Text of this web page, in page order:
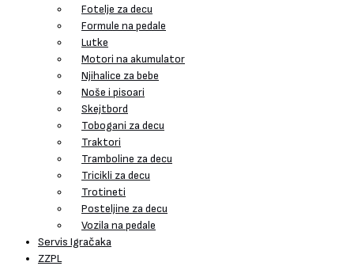
Fotelje za decu
Formule na pedale
Lutke
Motori na akumulator
Njihalice za bebe
Noše i pisoari
Skejtbord
Tobogani za decu
Traktori
Tramboline za decu
Tricikli za decu
Trotineti
Posteljine za decu
Vozila na pedale
Servis Igračaka
ZZPL